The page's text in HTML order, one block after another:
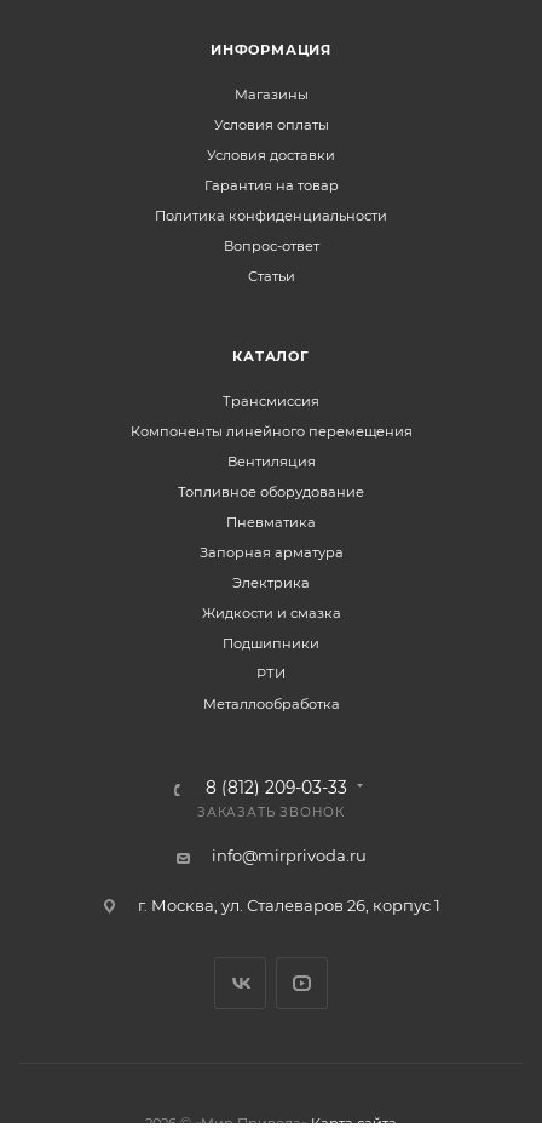
ИНФОРМАЦИЯ
Магазины
Условия оплаты
Условия доставки
Гарантия на товар
Политика конфиденциальности
Вопрос-ответ
Статьи
КАТАЛОГ
Трансмиссия
Компоненты линейного перемещения
Вентиляция
Топливное оборудование
Пневматика
Запорная арматура
Электрика
Жидкости и смазка
Подшипники
РТИ
Металлообработка
8 (812) 209-03-33
ЗАКАЗАТЬ ЗВОНОК
info@mirprivoda.ru
г. Москва, ул. Сталеваров 26, корпус 1
2026 © «Мир Привода» Карта сайта